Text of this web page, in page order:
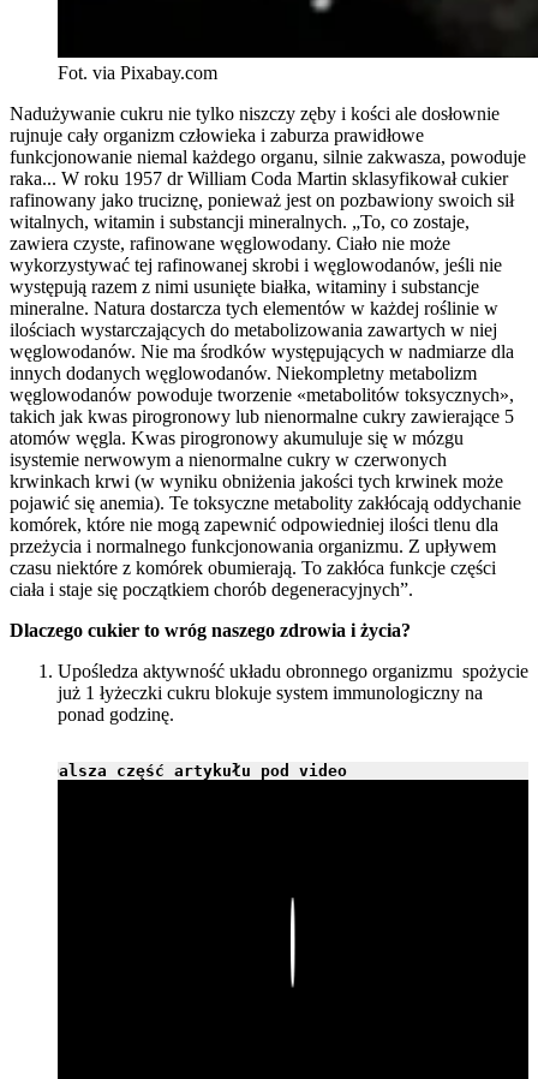
Fot. via Pixabay.com
Nadużywanie cukru nie tylko niszczy zęby i kości ale dosłownie
rujnuje cały organizm człowieka i zaburza prawidłowe
funkcjonowanie niemal każdego organu, silnie zakwasza, powoduje
raka... W roku 1957 dr William Coda Martin sklasyfikował cukier
rafinowany jako truciznę, ponieważ jest on pozbawiony swoich sił
witalnych, witamin i substancji mineralnych. „To, co zostaje,
zawiera czyste, rafinowane węglowodany. Ciało nie może
wykorzystywać tej rafinowanej skrobi i węglowodanów, jeśli nie
występują razem z nimi usunięte białka, witaminy i substancje
mineralne. Natura dostarcza tych elementów w każdej roślinie w
ilościach wystarczających do metabolizowania zawartych w niej
węglowodanów. Nie ma środków występujących w nadmiarze dla
innych dodanych węglowodanów. Niekompletny metabolizm
węglowodanów powoduje tworzenie «metabolitów toksycznych»,
takich jak kwas pirogronowy lub nienormalne cukry zawierające 5
atomów węgla. Kwas pirogronowy akumuluje się w mózgu
isystemie nerwowym a nienormalne cukry w czerwonych
krwinkach krwi (w wyniku obniżenia jakości tych krwinek może
pojawić się anemia). Te toksyczne metabolity zakłócają oddychanie
komórek, które nie mogą zapewnić odpowiedniej ilości tlenu dla
przeżycia i normalnego funkcjonowania organizmu. Z upływem
czasu niektóre z komórek obumierają. To zakłóca funkcje części
ciała i staje się początkiem chorób degeneracyjnych”.
Dlaczego cukier to wróg naszego zdrowia i życia?
Upośledza aktywność układu obronnego organizmu ­ spożycie
już 1 łyżeczki cukru blokuje system immunologiczny na
ponad godzinę.
Dalsza część artykułu pod video